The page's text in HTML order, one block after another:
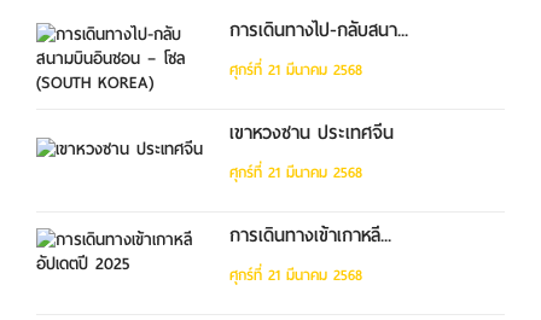
การเดินทางไป-กลับสนา...
ศุกร์ที่ 21 มีนาคม 2568
เขาหวงซาน ประเทศจีน
ศุกร์ที่ 21 มีนาคม 2568
การเดินทางเข้าเกาหลี...
ศุกร์ที่ 21 มีนาคม 2568